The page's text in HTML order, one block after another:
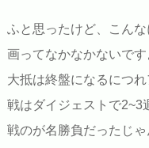
ふと思ったけど、こん
画ってなかなかないです
大抵は終盤になるにつ
戦はダイジェストで2~3
戦のが名勝負だったじ